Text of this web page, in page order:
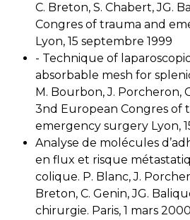
C. Breton, S. Chabert, JG.
Congres of trauma and
Lyon, 15 septembre 1999
- Technique of
absorbable mesh for
M. Bourbon, J. Porcheron,
3nd European Congres of
emergency surgery Lyon,
Analyse de molécules
en flux et risque
colique. P. Blanc, J.
Breton, C. Genin, JG.
chirurgie. Paris, 1 mars 2000